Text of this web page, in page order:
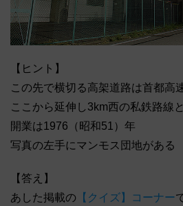
【ヒント】
この先で横切る高架道路は首都高
ここから延伸し3km西の私鉄路線
開業は1976（昭和51）年
写真の左手にマンモス団地がある
【答え】
あした掲載の 【クイズ】コーナー